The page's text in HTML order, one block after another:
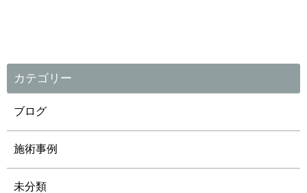
カテゴリー
ブログ
施術事例
未分類